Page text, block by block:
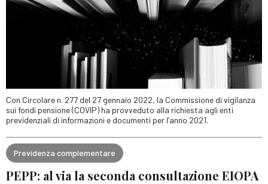
Con Circolare n. 277 del 27 gennaio 2022, la Commissione di vigilanza
sui fondi pensione (COVIP) ha provveduto alla richiesta agli enti
previdenziali di informazioni e documenti per l’anno 2021.
Previdenza complementare
PEPP: al via la seconda consultazione EIOPA